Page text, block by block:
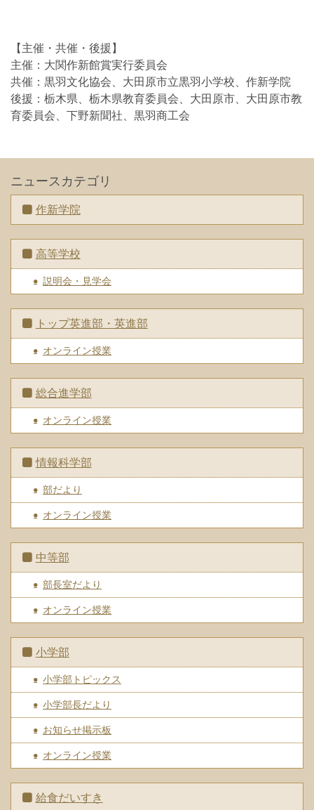
【主催・共催・後援】
主催：大関作新館賞実行委員会
共催：黒羽文化協会、大田原市立黒羽小学校、作新学院
後援：栃木県、栃木県教育委員会、大田原市、大田原市教
育委員会、下野新聞社、黒羽商工会
ニュースカテゴリ
作新学院
高等学校
説明会・見学会
トップ英進部・英進部
オンライン授業
総合進学部
オンライン授業
情報科学部
部だより
オンライン授業
中等部
部長室だより
オンライン授業
小学部
小学部トピックス
小学部長だより
お知らせ掲示板
オンライン授業
給食だいすき